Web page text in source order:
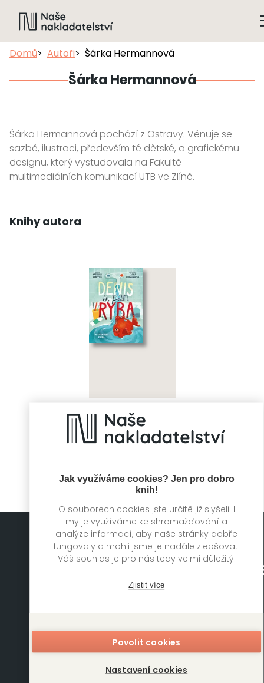
Jak využíváme cookies? Jen pro dobro
knih!
O souborech cookies jste určitě již slyšeli. I
my je využíváme ke shromažďování a
analýze informací, aby naše stránky dobře
fungovaly a mohli jsme je nadále zlepšovat.
Váš souhlas je pro nás tedy velmi důležitý.
Zjistit více
Povolit cookies
Nastavení cookies
Domů Autoři Šárka Hermannová
Šárka Hermannová
Šárka Hermannová pochází z Ostravy. Věnuje se
sazbě, ilustraci, především té dětské, a grafickému
designu, který vystudovala na Fakultě
multimediálních komunikací UTB ve Zlíně.
Knihy autora
Denis a pan Ryba
Kateřina Němcová,
Šárka Hermannová
Mapa stránek
Knihy
Autoři
Foreign Rights
Kariéra